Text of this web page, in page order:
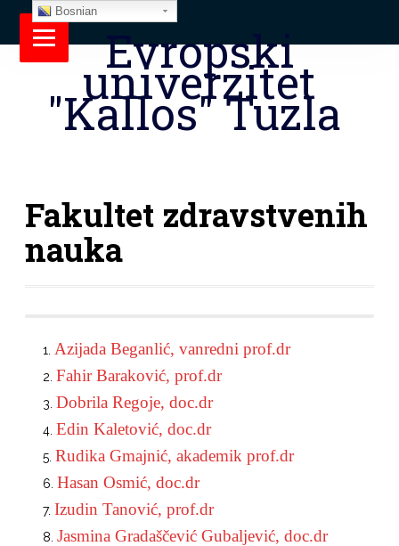
Evropski
univerzitet
"Kallos" Tuzla
Fakultet zdravstvenih
nauka
Azijada Beganlić, vanredni prof.dr
Fahir Baraković, prof.dr
Dobrila Regoje, doc.dr
Edin Kaletović, doc.dr
Rudika Gmajnić, akademik prof.dr
Hasan Osmić, doc.dr
Izudin Tanović, prof.dr
Jasmina Gradaščević Gubaljević, doc.dr
Bosnian